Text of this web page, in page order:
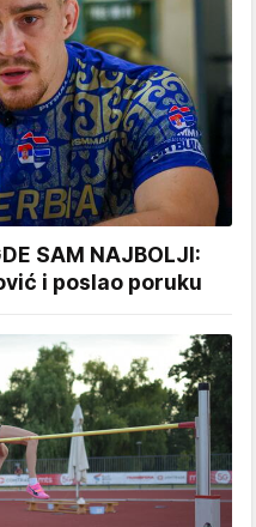
SAM NAJBOLJI:
i poslao poruku